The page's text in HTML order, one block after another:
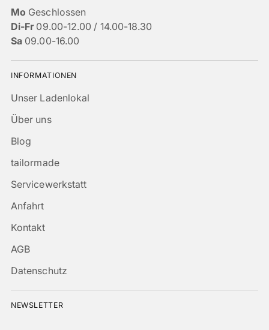
Mo Geschlossen
Di-Fr09.00-12.00 / 14.00-18.30
Sa 09.00-16.00
INFORMATIONEN
Unser Ladenlokal
Über uns
Blog
tailormade
Servicewerkstatt
Anfahrt
Kontakt
AGB
Datenschutz
NEWSLETTER